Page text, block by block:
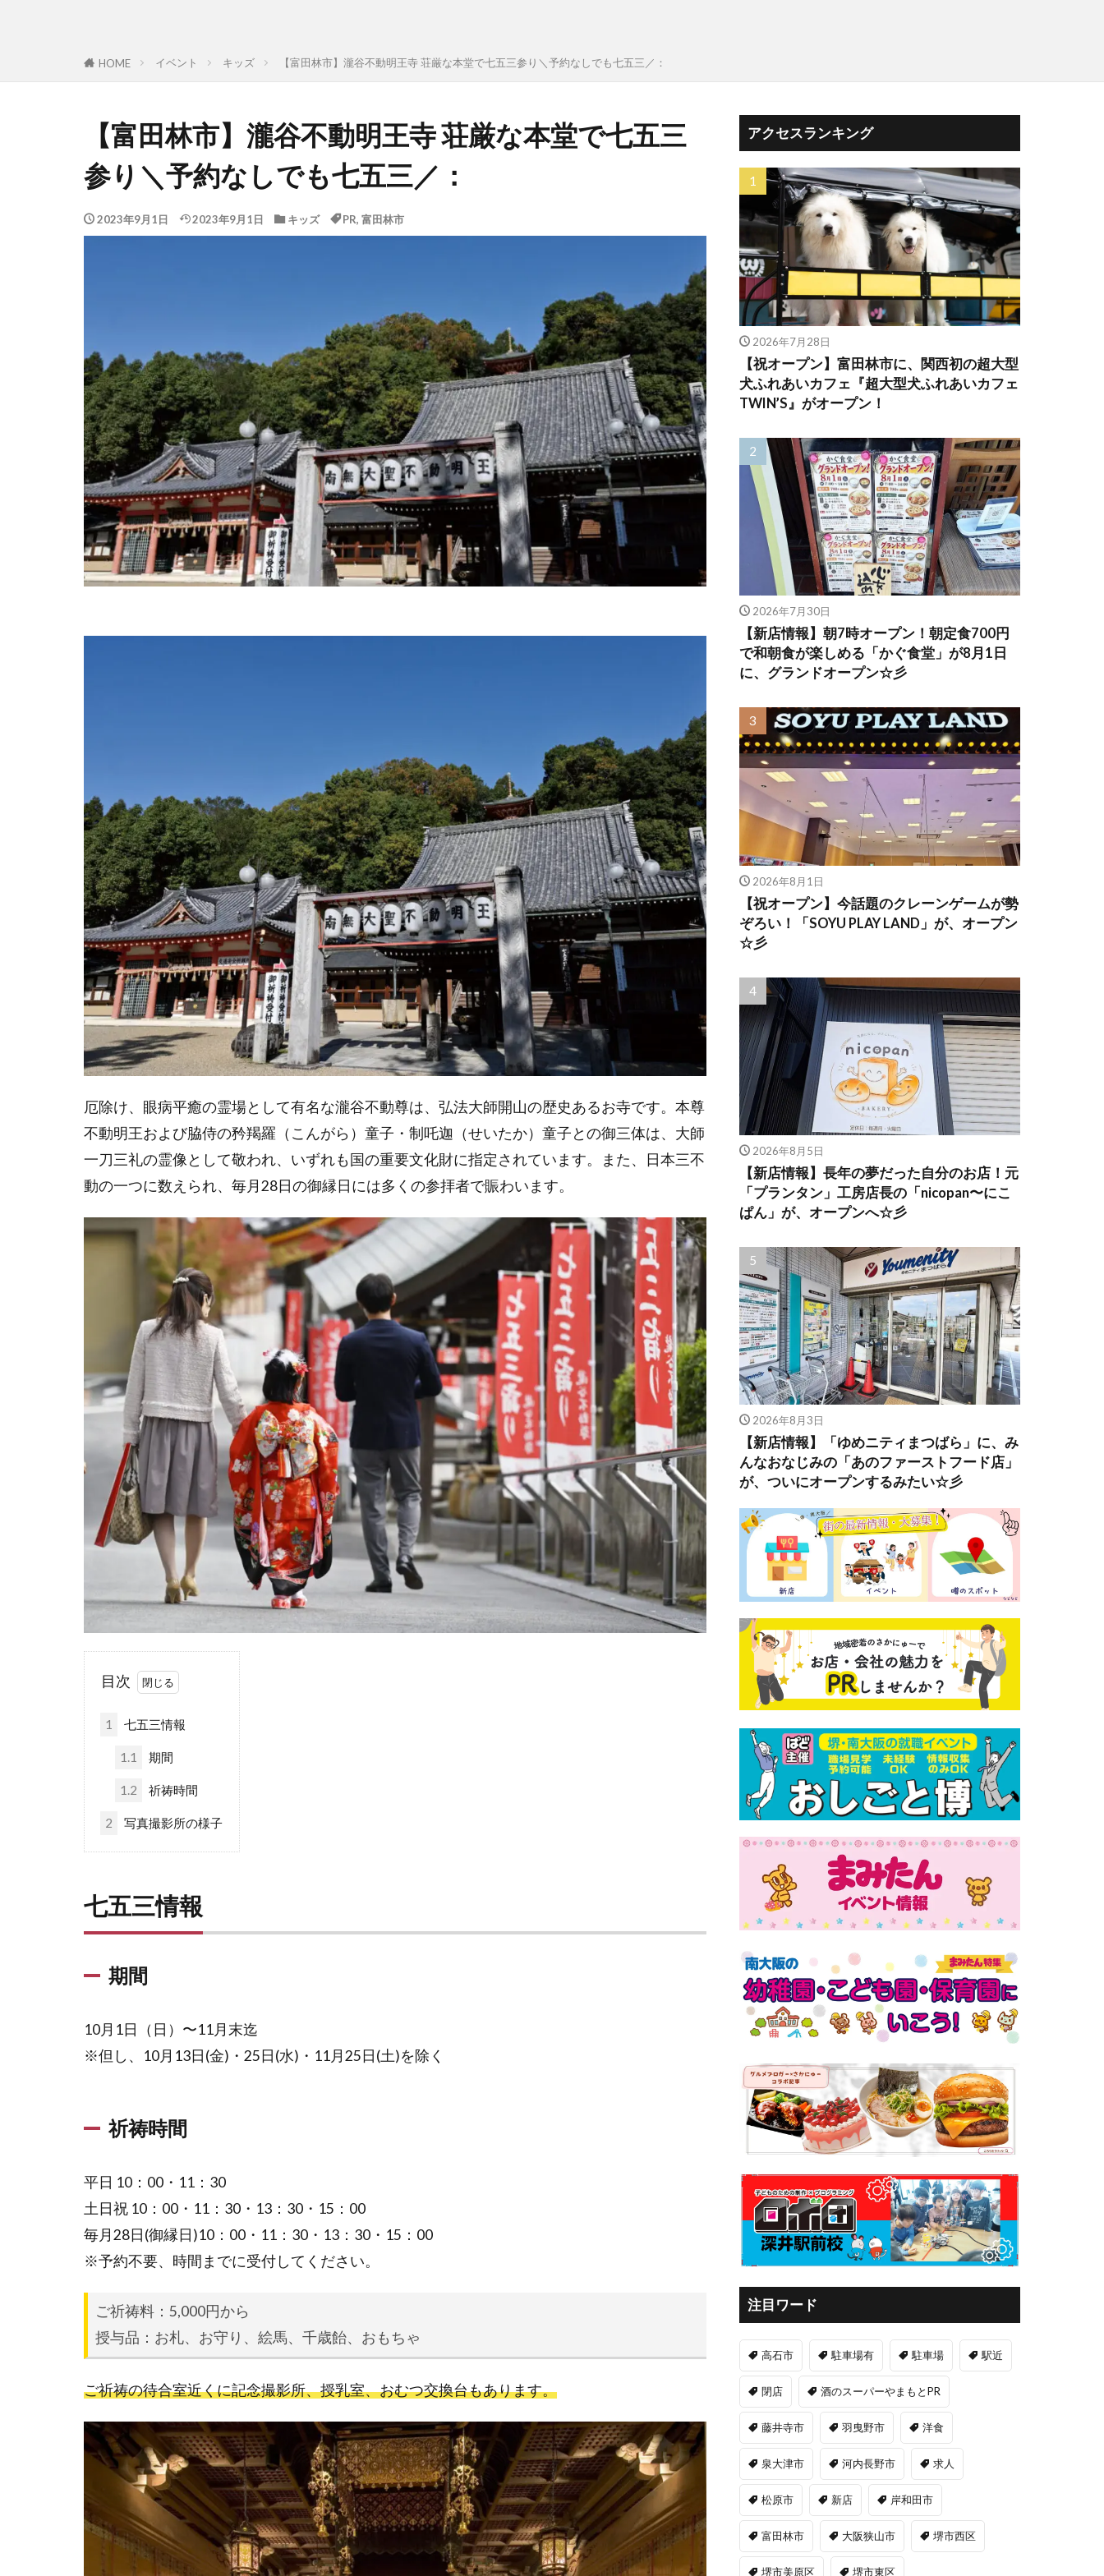
HOME イベント キッズ 【富田林市】瀧谷不動明王寺 荘厳な本堂で七五三参り＼予約なしでも七五三／：
【富田林市】瀧谷不動明王寺 荘厳な本堂で七五三
参り＼予約なしでも七五三／：
2023年9月1日 2023年9月1日 キッズ PR, 富田林市
厄除け、眼病平癒の霊場として有名な瀧谷不動尊は、弘法大師開山の歴史あるお寺です。本尊
不動明王および脇侍の矜羯羅（こんがら）童子・制吒迦（せいたか）童子との御三体は、大師
一刀三礼の霊像として敬われ、いずれも国の重要文化財に指定されています。また、日本三不
動の一つに数えられ、毎月28日の御縁日には多くの参拝者で賑わいます。
目次
1 七五三情報
1.1 期間
1.2 祈祷時間
2 写真撮影所の様子
七五三情報
期間
10月1日（日）〜11月末迄
※但し、10月13日(金)・25日(水)・11月25日(土)を除く
祈祷時間
平日 10：00・11：30
土日祝 10：00・11：30・13：30・15：00
毎月28日(御縁日)10：00・11：30・13：30・15：00
※予約不要、時間までに受付してください。
ご祈祷料：5,000円から
授与品：お札、お守り、絵馬、千歳飴、おもちゃ
ご祈祷の待合室近くに記念撮影所、授乳室、おむつ交換台もあります。
アクセスランキング
2026年7月28日
【祝オープン】富田林市に、関西初の超大型
犬ふれあいカフェ『超大型犬ふれあいカフェ
TWIN’S』がオープン！
2026年7月30日
【新店情報】朝7時オープン！朝定食700円
で和朝食が楽しめる「かぐ食堂」が8月1日
に、グランドオープン☆彡
2026年8月1日
【祝オープン】今話題のクレーンゲームが勢
ぞろい！「SOYU PLAY LAND」が、オープン
☆彡
2026年8月5日
【新店情報】長年の夢だった自分のお店！元
「プランタン」工房店長の「nicopan〜にこ
ぱん」が、オープンへ☆彡
2026年8月3日
【新店情報】「ゆめニティまつばら」に、み
んなおなじみの「あのファーストフード店」
が、ついにオープンするみたい☆彡
注目ワード
高石市 駐車場有 駐車場 駅近
閉店 酒のスーパーやまもとPR
藤井寺市 羽曳野市 洋食
泉大津市 河内長野市 求人
松原市 新店 岸和田市
富田林市 大阪狭山市 堺市西区
堺市美原区 堺市東区